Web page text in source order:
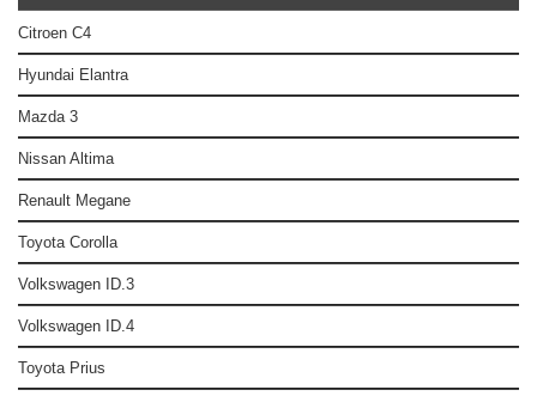
Citroen C4
Hyundai Elantra
Mazda 3
Nissan Altima
Renault Megane
Toyota Corolla
Volkswagen ID.3
Volkswagen ID.4
Toyota Prius